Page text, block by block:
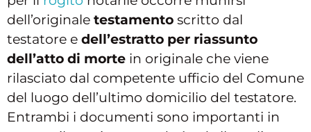
dell’originale testamento scritto dal
testatore e dell’estratto per riassunto
dell’atto di morte in originale che viene
rilasciato dal competente ufficio del Comune
del luogo dell’ultimo domicilio del testatore.
Entrambi i documenti sono importanti in